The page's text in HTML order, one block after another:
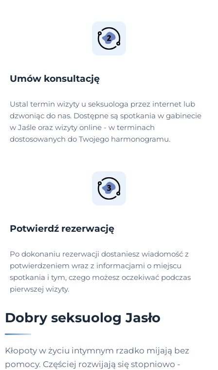
Umów konsultację
Ustal termin wizyty u seksuologa przez internet lub
dzwoniąc do nas. Dostępne są spotkania w gabinecie
w Jaśle oraz wizyty online - w terminach
dostosowanych do Twojego harmonogramu.
Potwierdź rezerwację
Po dokonaniu rezerwacji dostaniesz wiadomość z
potwierdzeniem wraz z informacjami o miejscu
spotkania i tym, czego możesz oczekiwać podczas
pierwszej wizyty.
Dobry seksuolog Jasło
Kłopoty w życiu intymnym rzadko mijają bez
pomocy. Częściej rozwijają się stopniowo -